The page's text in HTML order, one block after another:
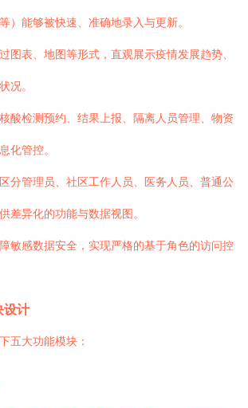
）能够被快速、准确地录入与更新。
过图表、地图等形式，直观展示疫情发展趋势、
况。
核酸检测预约、结果上报、隔离人员管理、物资
化管控。
区分管理员、社区工作人员、医务人员、普通公
差异化的功能与数据视图。
障敏感数据安全，实现严格的基于角色的访问控
设计
五大功能模块：